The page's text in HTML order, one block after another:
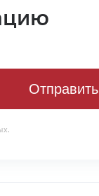
Отправить
.